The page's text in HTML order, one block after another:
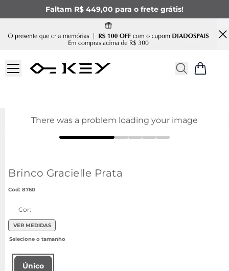
Faltam R$ 449,00 para o frete grátis!
There was a problem loading your image
Brinco Gracielle Prata
: 8760
Cor:
VER MEDIDAS
Único